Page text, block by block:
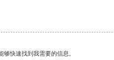
快速找到我需要的信息。